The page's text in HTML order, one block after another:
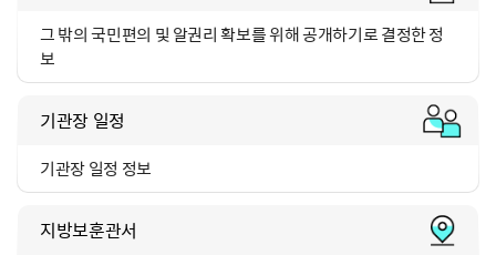
그 밖의 국민편의 및 알권리확보를 위해 공개하기로 결정한 정
보
기관장 일정
기관장 일정 정보
지방보훈관서